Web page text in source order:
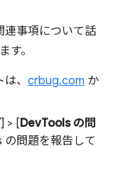
連事項について話
す。
、 crbug.com か
] > [DevTools の問
の問題を報告して